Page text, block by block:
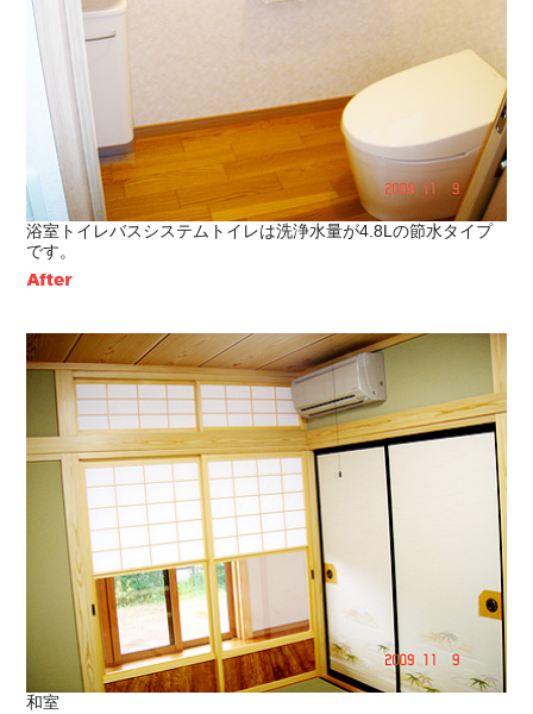
浴室トイレバスシステムトイレは洗浄水量が4.8Lの節水タイプ
です。
和室